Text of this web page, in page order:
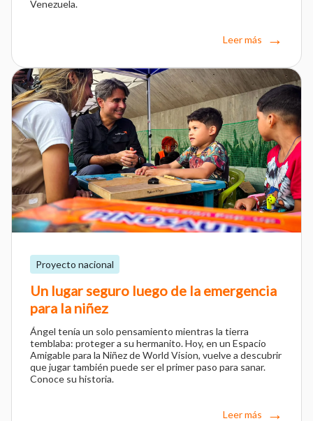
Venezuela.
Leer más
Proyecto nacional
Un lugar seguro luego de la emergencia
para la niñez
Ángel tenía un solo pensamiento mientras la tierra
temblaba: proteger a su hermanito. Hoy, en un Espacio
Amigable para la Niñez de World Vision, vuelve a descubrir
que jugar también puede ser el primer paso para sanar.
Conoce su historia.
Leer más